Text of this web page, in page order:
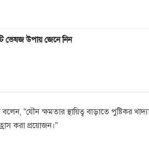
ভেষজ উপায় জেনে নিন
“যৌন ক্ষমতার স্থায়িত্ব বাড়াতে পুষ্টিকর
করা প্রয়োজন।”